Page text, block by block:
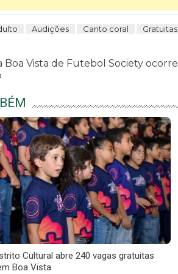
Audições Canto coral Gratuitas
Boa Vista de Futebol Society ocorre
Cultural abre 240 vagas gratuitas
Boa Vista